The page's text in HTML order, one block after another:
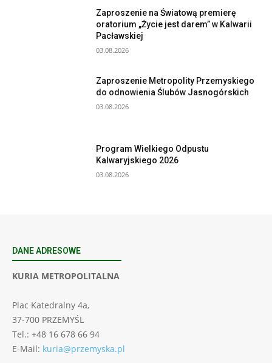
Zaproszenie na Światową premierę
oratorium „Życie jest darem” w Kalwarii
Pacławskiej
03.08.2026
Zaproszenie Metropolity Przemyskiego
do odnowienia Ślubów Jasnogórskich
03.08.2026
Program Wielkiego Odpustu
Kalwaryjskiego 2026
03.08.2026
DANE ADRESOWE
KURIA METROPOLITALNA
Plac Katedralny 4a,
37-700 PRZEMYŚL
Tel.: +48 16 678 66 94
E-Mail: kuria@przemyska.pl